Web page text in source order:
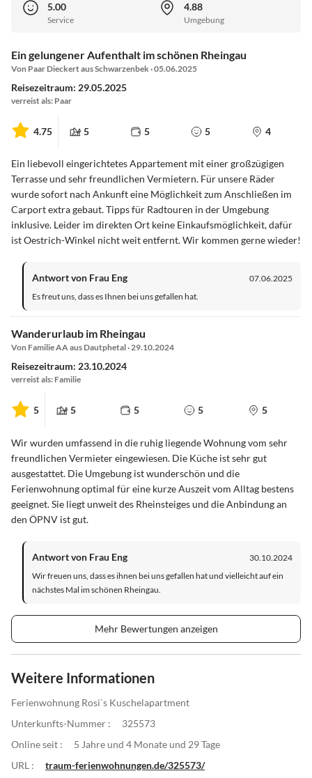
5.00
Service
4.88
Umgebung
Ein gelungener Aufenthalt im schönen Rheingau
Von Paar Dieckert aus Schwarzenbek · 05.06.2025
Reisezeitraum: 29.05.2025
verreist als: Paar
4.75 5 5 5 4
Ein liebevoll eingerichtetes Appartement mit einer großzügigen
Terrasse und sehr freundlichen Vermietern. Für unsere Räder
wurde sofort nach Ankunft eine Möglichkeit zum Anschließen im
Carport extra gebaut. Tipps für Radtouren in der Umgebung
inklusive. Leider im direkten Ort keine Einkaufsmöglichkeit, dafür
ist Oestrich-Winkel nicht weit entfernt. Wir kommen gerne wieder!
Antwort von Frau Eng
07.06.2025
Es freut uns, dass es Ihnen bei uns gefallen hat.
Wanderurlaub im Rheingau
Von Familie AA aus Dautphetal · 29.10.2024
Reisezeitraum: 23.10.2024
verreist als: Familie
5 5 5 5 5
Wir wurden umfassend in die ruhig liegende Wohnung vom sehr
freundlichen Vermieter eingewiesen. Die Küche ist sehr gut
ausgestattet. Die Umgebung ist wunderschön und die
Ferienwohnung optimal für eine kurze Auszeit vom Alltag bestens
geeignet. Sie liegt unweit des Rheinsteiges und die Anbindung an
den ÖPNV ist gut.
Antwort von Frau Eng
30.10.2024
Wir freuen uns, dass es ihnen bei uns gefallen hat und vielleicht auf ein
nächstes Mal im schönen Rheingau.
Mehr Bewertungen anzeigen
Weitere Informationen
Ferienwohnung Rosi`s Kuschelapartment
Unterkunfts-Nummer :
325573
Online seit :
5 Jahre und 4 Monate und 29 Tage
URL :
traum-ferienwohnungen.de/325573/